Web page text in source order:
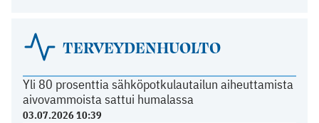
TERVEYDENHUOLTO
Yli 80 prosenttia sähköpotkulautailun aiheuttamista
aivovammoista sattui humalassa
03.07.2026 10:39